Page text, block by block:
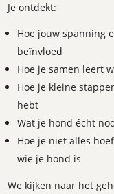
Je ontdekt:
Hoe jouw spanning
beïnvloed
Hoe je samen leert
Hoe je kleine
hebt
Wat je hond écht
Hoe je niet alles
wie je hond is
We kijken naar het